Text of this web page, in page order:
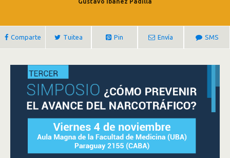
Comparte Tuitea Pin Envía SMS